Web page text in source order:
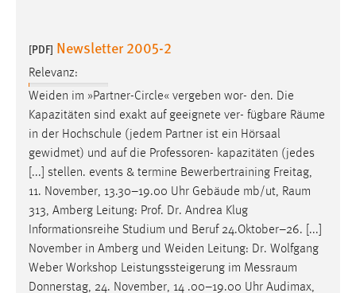
[PDF] Newsletter 2005-2
Relevanz:
Weiden im »Partner-Circle« vergeben wor- den. Die
Kapazitäten sind exakt auf geeignete ver- fügbare Räume
in der Hochschule (jedem Partner ist ein Hörsaal
gewidmet) und auf die Professoren- kapazitäten (jedes
[...] stellen. events & termine Bewerbertraining Freitag,
11. November, 13.30–19.00 Uhr Gebäude mb/ut, Raum
313, Amberg Leitung: Prof. Dr. Andrea Klug
Informationsreihe Studium und Beruf 24.Oktober–26. [...]
November in Amberg und Weiden Leitung: Dr. Wolfgang
Weber Workshop Leistungssteigerung im Messraum
Donnerstag, 24. November, 14 .00–19.00 Uhr Audimax,